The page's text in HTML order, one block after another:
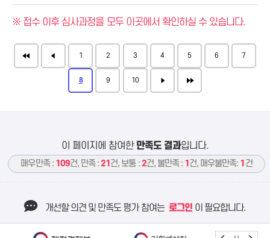
※ 접수 이후 심사과정을 모두 이곳에서 확인하실 수 있습니다.
1 2 3 4 5 6 7
8 9 10
이 페이지에 참여한 만족도 결과입니다.
매우만족 : 109건, 만족 :21 건, 보통 :2건, 불만족 : 1 건, 매우불만족: 1 건
개선할 의견 및 만족도 평가 참여는 로그인 이 필요합니다.